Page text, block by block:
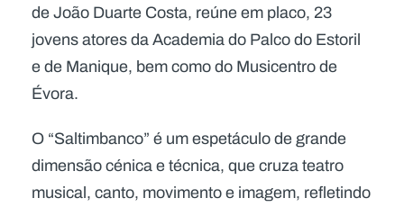
de João Duarte Costa, reúne em placo, 23
jovens atores da Academia do Palco do Estoril
e de Manique, bem como do Musicentro de
Évora.
O “Saltimbanco” é um espetáculo de grande
dimensão cénica e técnica, que cruza teatro
musical, canto, movimento e imagem, refletindo